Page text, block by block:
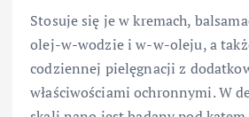
Stosuje się je w kremach,
olej-w-wodzie i w-w-oleju, a
codziennej pielęgnacji z
właściwościami ochronnymi. W